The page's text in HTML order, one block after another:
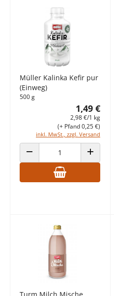
Müller Kalinka Kefir pur
(Einweg)
500 g
1,49 €
2,98 €/1 kg
inkl. MwSt., zzgl. Versand
(+ Pfand 0,25 €)
ANZAHL VERRINGERN ANZAHL